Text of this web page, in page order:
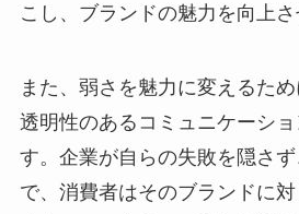
こし、ブランドの魅力を向上さ
また、弱さを魅力に変えるた
透明性のあるコミュニケーシ
す。企業が自らの失敗を隠さ
で、消費者はそのブランドに